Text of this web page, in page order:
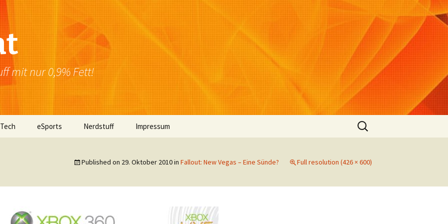
mit nur 0,9% Fett!
Browser
eSports Nerdstuff Impressum
Suchen
nach:
Published on 29. Oktober 2010in Fallout: New Vegas – Eine Sünde? Full resolution (426 × 600)